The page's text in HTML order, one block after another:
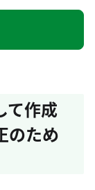
て作成
のため